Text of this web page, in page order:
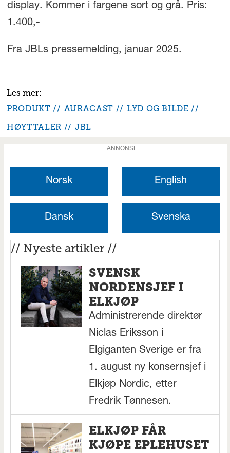
display. Kommer i fargene sort og grå. Pris:
1.400,-
Fra JBLs pressemelding, januar 2025.
PRODUKT AURACAST
LYD OG BILDE
HØYTTALER
JBL
ANNONSE
Norsk English
Dansk Svenska
// Nyeste artikler //
SVENSK
NORDENSJEF I
ELKJØP
Administrerende direktør
Niclas Eriksson i
Elgiganten Sverige er fra
1. august ny konsernsjef i
Elkjøp Nordic, etter
Fredrik Tønnesen.
ELKJØP FÅR
KJØPE EPLEHUSET